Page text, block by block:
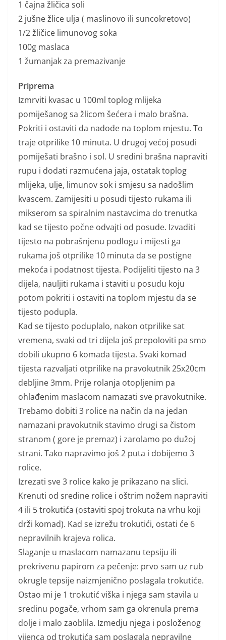
1 čajna žličica soli
2 jušne žlice ulja ( maslinovo ili suncokretovo)
1/2 žličice limunovog soka
100g maslaca
1 žumanjak za premazivanje
Priprema
Izmrviti kvasac u 100ml toplog mlijeka
pomiješanog sa žlicom šećera i malo brašna.
Pokriti i ostaviti da nadođe na toplom mjestu. To
traje otprilike 10 minuta. U drugoj većoj posudi
pomiješati brašno i sol. U sredini brašna napraviti
rupu i dodati razmućena jaja, ostatak toplog
mlijeka, ulje, limunov sok i smjesu sa nadošlim
kvascem. Zamijesiti u posudi tijesto rukama ili
mikserom sa spiralnim nastavcima do trenutka
kad se tijesto počne odvajti od posude. Izvaditi
tijesto na pobrašnjenu podlogu i mijesti ga
rukama još otprilike 10 minuta da se postigne
mekoća i podatnost tijesta. Podijeliti tijesto na 3
dijela, nauljiti rukama i staviti u posudu koju
potom pokriti i ostaviti na toplom mjestu da se
tijesto podupla.
Kad se tijesto poduplalo, nakon otprilike sat
vremena, svaki od tri dijela još prepoloviti pa smo
dobili ukupno 6 komada tijesta. Svaki komad
tijesta razvaljati otprilike na pravokutnik 25x20cm
debljine 3mm. Prije rolanja otopljenim pa
ohlađenim maslacom namazati sve pravokutnike.
Trebamo dobiti 3 rolice na način da na jedan
namazani pravokutnik stavimo drugi sa čistom
stranom ( gore je premaz) i zarolamo po dužoj
strani. Tako napravimo još 2 puta i dobijemo 3
rolice.
Izrezati sve 3 rolice kako je prikazano na slici.
Krenuti od sredine rolice i oštrim nožem napraviti
4 ili 5 trokutića (ostaviti spoj trokuta na vrhu koji
drži komad). Kad se izrežu trokutići, ostati će 6
nepravilnih krajeva rolica.
Slaganje u maslacom namazanu tepsiju ili
prekrivenu papirom za pečenje: prvo sam uz rub
okrugle tepsije naizmjenično poslagala trokutiće.
Ostao mi je 1 trokutić viška i njega sam stavila u
sredinu pogače, vrhom sam ga okrenula prema
dolje i malo zaoblila. Izmedju njega i posloženog
vijenca od trokutića sam poslagala nepravilne